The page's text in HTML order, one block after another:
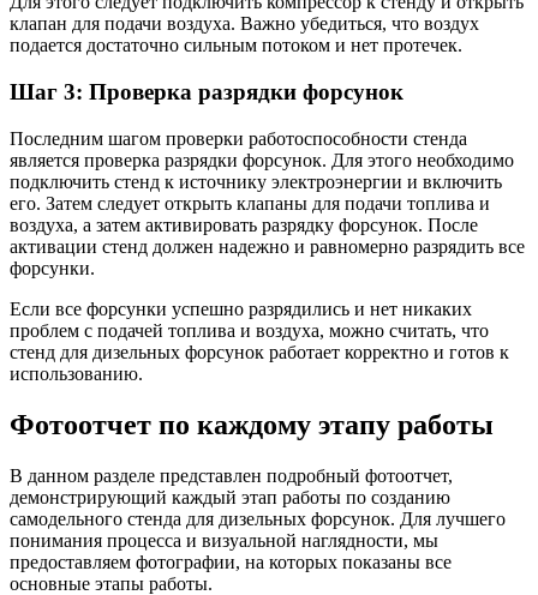
клапан для подачи воздуха. Важно убедиться, что воздух
подается достаточно сильным потоком и нет протечек.
Шаг 3: Проверка разрядки форсунок
Последним шагом проверки работоспособности стенда
является проверка разрядки форсунок. Для этого необходимо
подключить стенд к источнику электроэнергии и включить
его. Затем следует открыть клапаны для подачи топлива и
воздуха, а затем активировать разрядку форсунок. После
активации стенд должен надежно и равномерно разрядить все
форсунки.
Если все форсунки успешно разрядились и нет никаких
проблем с подачей топлива и воздуха, можно считать, что
стенд для дизельных форсунок работает корректно и готов к
использованию.
Фотоотчет по каждому этапу работы
В данном разделе представлен подробный фотоотчет,
демонстрирующий каждый этап работы по созданию
самодельного стенда для дизельных форсунок. Для лучшего
понимания процесса и визуальной наглядности, мы
предоставляем фотографии, на которых показаны все
основные этапы работы.